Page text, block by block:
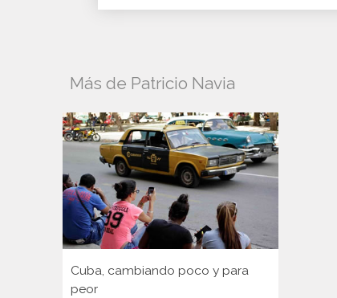
Más de Patricio Navia
Cuba, cambiando poco y para
peor